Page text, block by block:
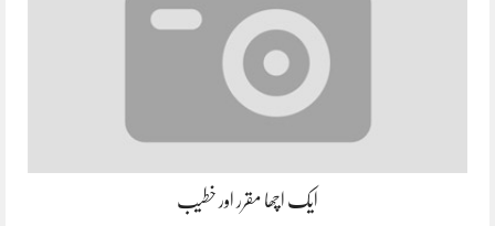
ایک اچھا مقرر اور خطیب